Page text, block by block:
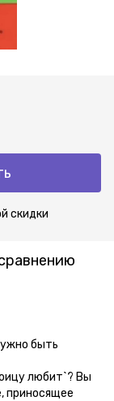
скидки
быть
любит`? Вы
приносящее